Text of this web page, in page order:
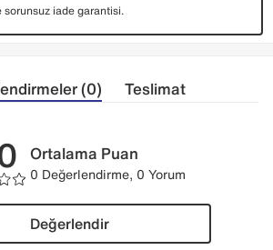
iade garantisi.
(0) Teslimat
Ortalama Puan
0 Değerlendirme, 0 Yorum
Değerlendir